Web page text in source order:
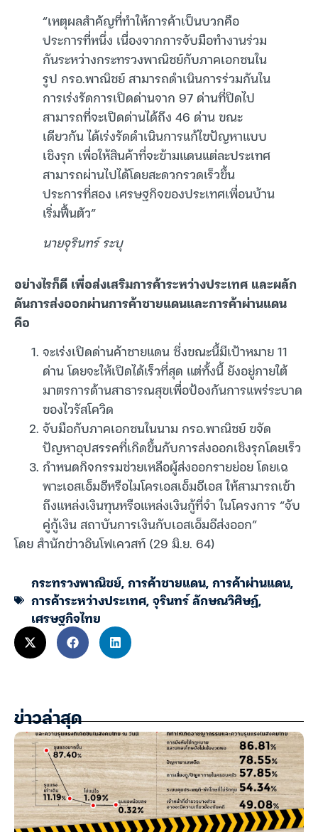
“เหตุผลสำคัญที่ทำให้การค้าเป็นบวกคือ
ประการที่หนึ่ง เนื่องจากการจับมือทำงานร่วม
กันระหว่างกระทรวงพาณิชย์กับภาคเอกชนใน
รูป กรอ.พาณิชย์ สามารถดำเนินการร่วมกันใน
การเร่งรัดการเปิดด่านจาก 97 ด่านที่ปิดไป
สามารถที่จะเปิดด่านได้ถึง 46 ด่าน ขณะ
เดียวกัน ได้เร่งรัดดำเนินการแก้ไขปัญหาแบบ
เชิงรุก เพื่อให้สินค้าที่จะข้ามแดนแต่ละประเทศ
สามารถผ่านไปได้โดยสะดวกรวดเร็วขึ้น
ประการที่สอง เศรษฐกิจของประเทศเพื่อนบ้าน
เริ่มฟื้นตัว”
นายจุรินทร์ ระบุ
อย่างไรก็ดี เพื่อส่งเสริมการค้าระหว่างประเทศ และผลัก
ดันการส่งออกผ่านการค้าชายแดนและการค้าผ่านแดน
คือ
จะเร่งเปิดด่านค้าชายแดน ซึ่งขณะนี้มีเป้าหมาย 11
ด่าน โดยจะให้เปิดได้เร็วที่สุด แต่ทั้งนี้ ยังอยู่ภายใต้
มาตรการด้านสาธารณสุขเพื่อป้องกันการแพร่ระบาด
ของไวรัสโควิด
จับมือกับภาคเอกชนในนาม กรอ.พาณิชย์ ขจัด
ปัญหาอุปสรรคที่เกิดขึ้นกับการส่งออกเชิงรุกโดยเร็ว
กำหนดกิจกรรมช่วยเหลือผู้ส่งออกรายย่อย โดยเฉ
พาะเอสเอ็มอีหรือไมโครเอสเอ็มอีเอส ให้สามารถเข้า
ถึงแหล่งเงินทุนหรือแหล่งเงินกู้ที่จำ ในโครงการ “จับ
คู่กู้เงิน สถาบันการเงินกับเอสเอ็มอีส่งออก”
โดย สำนักข่าวอินโฟเควสท์ (29 มิ.ย. 64)
กระทรวงพาณิชย์,การค้าชายแดน,การค้าผ่านแดน,
การค้าระหว่างประเทศ,จุรินทร์ ลักษณวิศิษฏ์,
เศรษฐกิจไทย
ข่าวล่าสุด